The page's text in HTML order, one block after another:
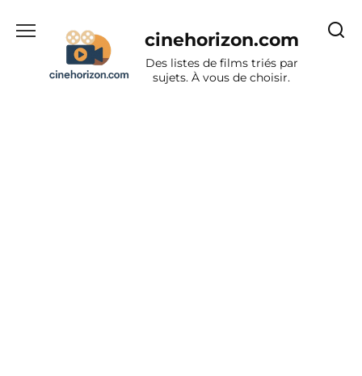
cinehorizon.com
Des listes de films triés par
sujets. À vous de choisir.